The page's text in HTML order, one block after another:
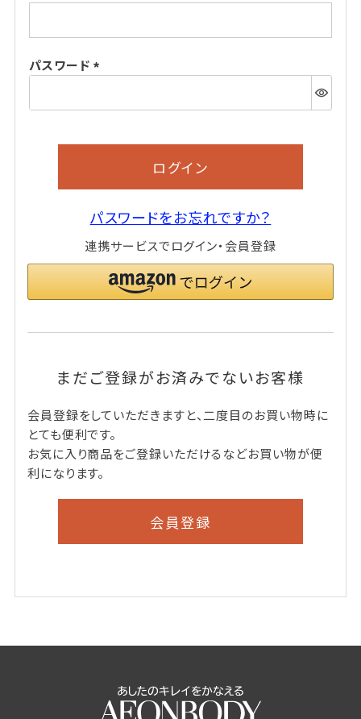
須)
パスワード
須)
ログイン
パスワードをお忘れですか？
連携サービスでログイン・会員登録
まだご登録がお済みでないお客様
会員登録をしていただきますと、二度目のお買い物時に
とても便利です。
お気に入り商品をご登録いただけるなどお買い物が便
利になります。
会員登録